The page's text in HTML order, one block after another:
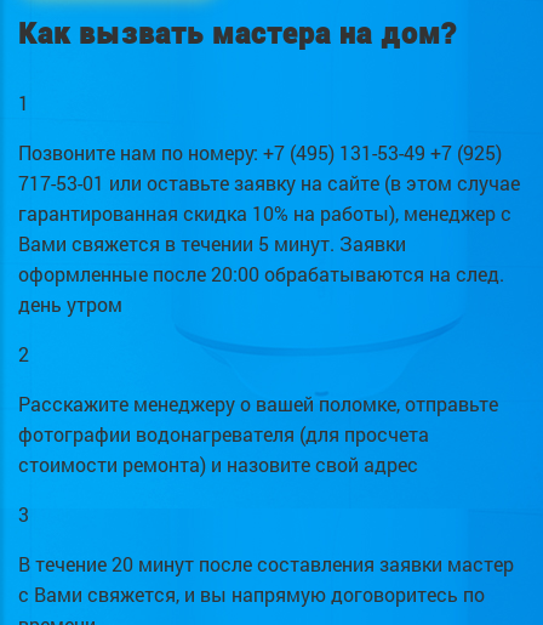
Как вызвать мастера на дом?
1
Позвоните нам по номеру: +7 (495) 131-53-49 +7 (925)
717-53-01 или оставьте заявку на сайте (в этом случае
гарантированная скидка 10% на работы), менеджер с
Вами свяжется в течении 5 минут. Заявки
оформленные после 20:00 обрабатываются на след.
день утром
2
Расскажите менеджеру о вашей поломке, отправьте
фотографии водонагревателя (для просчета
стоимости ремонта) и назовите свой адрес
3
В течение 20 минут после составления заявки мастер
с Вами свяжется, и вы напрямую договоритесь по